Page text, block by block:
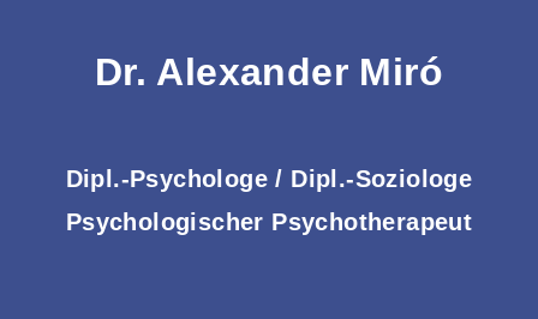
Dr. Alexander Miró
Dipl.-Psychologe / Dipl.-Soziologe
Psychologischer Psychotherapeut